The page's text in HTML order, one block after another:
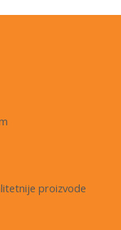
proizvode